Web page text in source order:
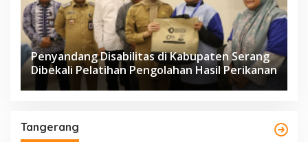
Penyandang Disabilitas di Kabupaten Serang
Dibekali Pelatihan Pengolahan Hasil Perikanan
Tangerang